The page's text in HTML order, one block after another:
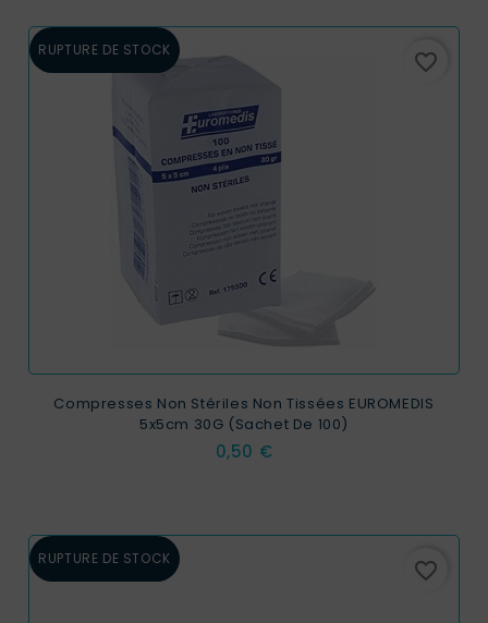
RUPTURE DE STOCK favorite_border
Compresses Non Stériles Non Tissées EUROMEDIS
5x5cm 30G (sachet De 100)
Prix
0,50 €
RUPTURE DE STOCK favorite_border